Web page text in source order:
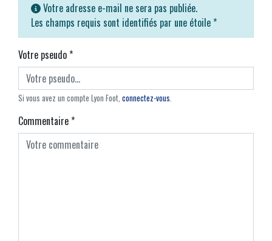
Votre adresse e-mail ne sera pas publiée.
Les champs requis sont identifiés par une étoile *
Votre pseudo*
Si vous avez un compte Lyon Foot, connectez-vous.
Commentaire*